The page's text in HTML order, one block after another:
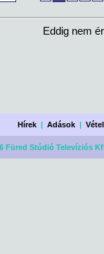
Eddig nem
Hírek |Adások |
Füred Stúdió Televíziós